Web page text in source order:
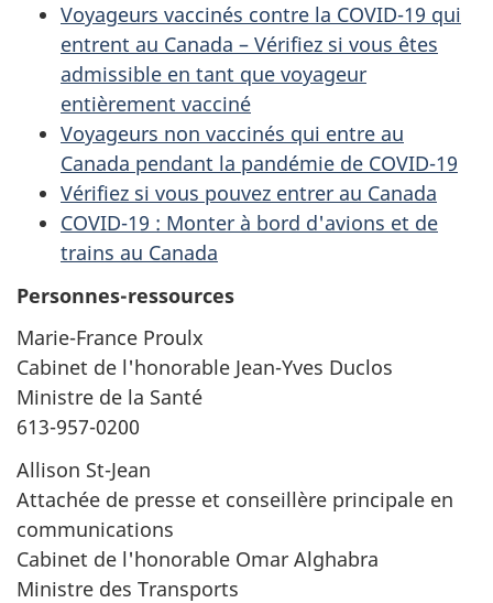
Voyageurs vaccinés contre la COVID-19 qui
entrent au Canada – Vérifiez si vous êtes
admissible en tant que voyageur
entièrement vacciné
Voyageurs non vaccinés qui entre au
Canada pendant la pandémie de COVID-19
Vérifiez si vous pouvez entrer au Canada
COVID-19 : Monter à bord d'avions et de
trains au Canada
Personnes-ressources
Marie-France Proulx
Cabinet de l'honorable Jean-Yves Duclos
Ministre de la Santé
613-957-0200
Allison St-Jean
Attachée de presse et conseillère principale en
communications
Cabinet de l'honorable Omar Alghabra
Ministre des Transports